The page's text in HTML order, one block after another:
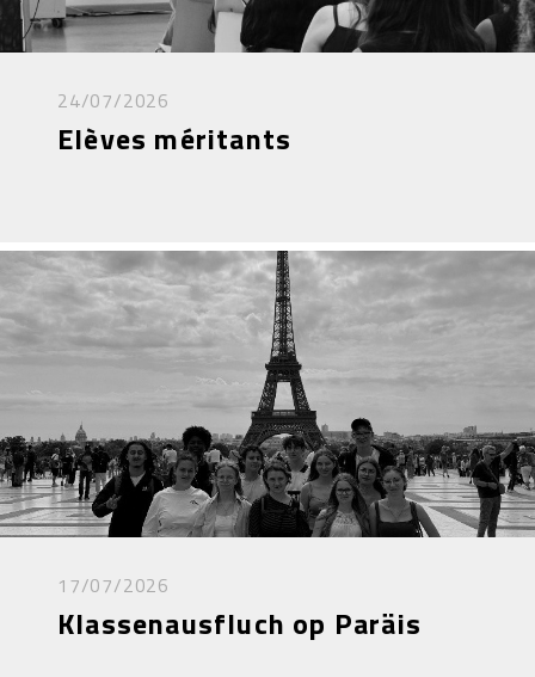
24/07/2026
Elèves méritants
17/07/2026
Klassenausfluch op Paräis